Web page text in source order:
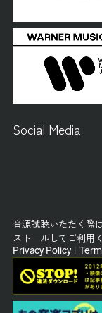
Social Media
音源試聴いただく際は
ストールしてご利用
Privacy Policy